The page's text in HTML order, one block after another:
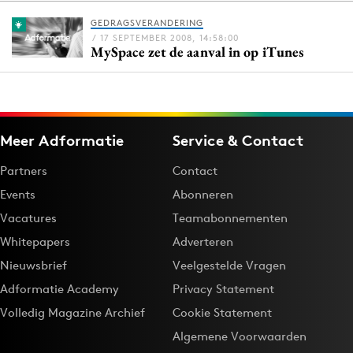
Menu
9 sept: GenAI-training
12 nov: MarketingLive!
Adverteren
Events
Opleidingen
Vacatures
Academy
Partners
Topics
GEDRAGSVERANDERING
/ 17 SEPTEMBER 2008, 14:58:00
MySpace zet de aanval in op iTunes
Meer Adformatie
Partners
Events
Vacatures
Whitepapers
Nieuwsbrief
Adformatie Academy
Volledig Magazine Archief
Service & Contact
Contact
Abonneren
Teamabonnementen
Adverteren
Veelgestelde Vragen
Privacy Statement
Cookie Statement
Algemene Voorwaarden